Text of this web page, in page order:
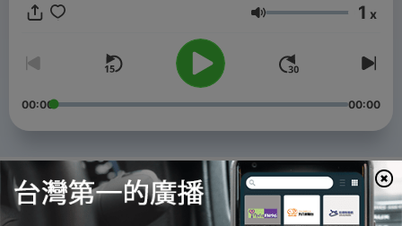
音量 1 x
00:00 00:00
單集
81：佛心就是开悟心